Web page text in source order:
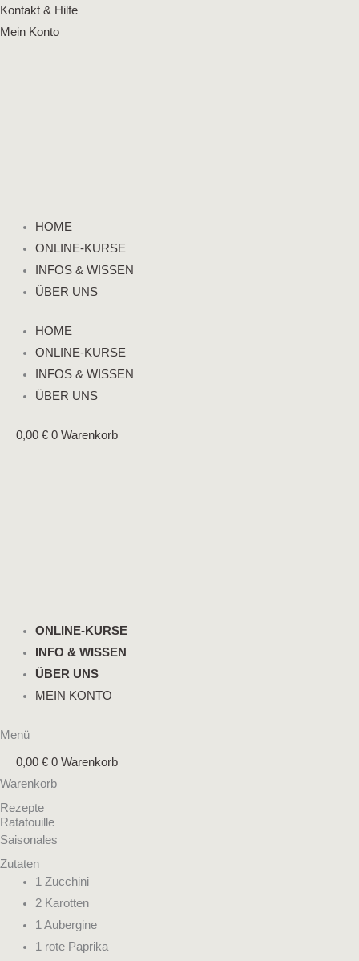
Zum
Inhalt
Kontakt & Hilfe
Mein Konto
HOME
ONLINE-KURSE
INFOS & WISSEN
ÜBER UNS
HOME
ONLINE-KURSE
INFOS & WISSEN
ÜBER UNS
0,00 € 0 Warenkorb
Flyout
Menu
ONLINE-KURSE
INFO & WISSEN
ÜBER UNS
MEIN KONTO
Menü
0,00 € 0 Warenkorb
Warenkorb
Rezepte
Ratatouille
Saisonales
Zutaten
1 Zucchini
2 Karotten
1 Aubergine
1 rote Paprika